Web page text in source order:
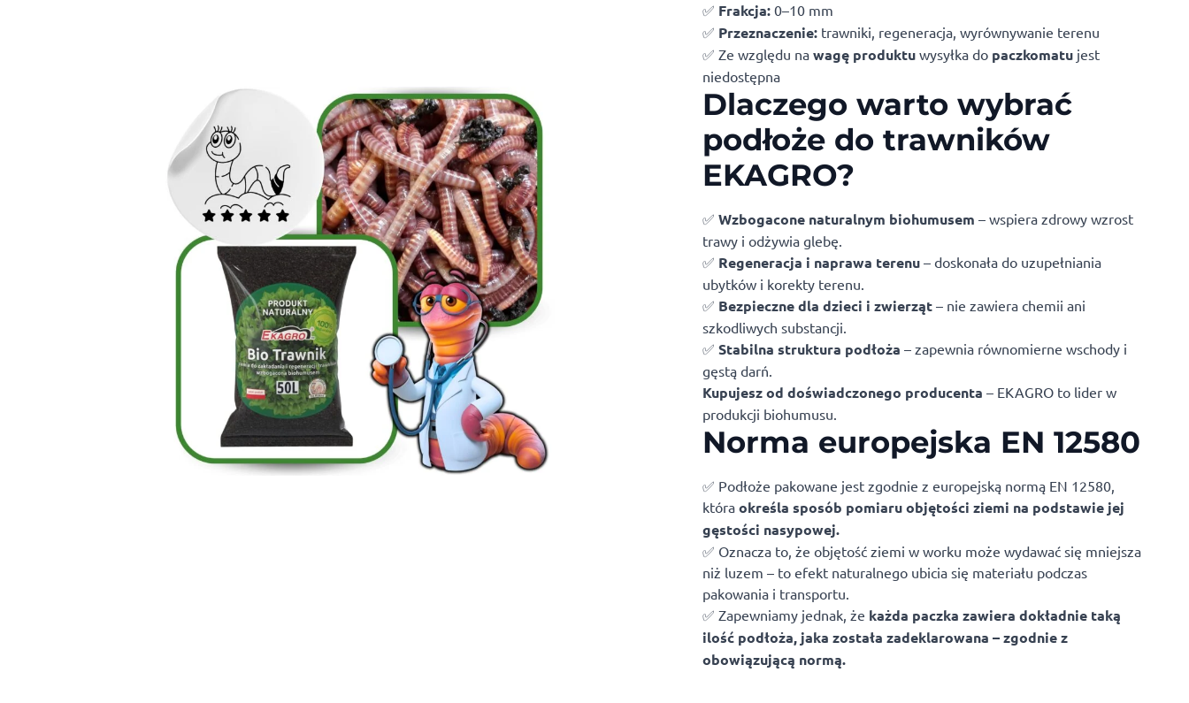
✅ Frakcja: 0–10 mm
✅ Przeznaczenie: trawniki, regeneracja, wyrównywanie terenu
✅ Ze względu na wagę produktu wysyłka do paczkomatu jest
niedostępna
Dlaczego warto wybrać
podłoże do trawników
EKAGRO?
✅ Wzbogacone naturalnym biohumusem – wspiera zdrowy wzrost
trawy i odżywia glebę.
✅ Regeneracja i naprawa terenu – doskonała do uzupełniania
ubytków i korekty terenu.
✅ Bezpieczne dla dzieci i zwierząt – nie zawiera chemii ani
szkodliwych substancji.
✅ Stabilna struktura podłoża – zapewnia równomierne wschody i
gęstą darń.
Kupujesz od doświadczonego producenta – EKAGRO to lider w
produkcji biohumusu.
Norma europejska EN 12580
✅ Podłoże pakowane jest zgodnie z europejską normą EN 12580,
która określa sposób pomiaru objętości ziemi na podstawie jej
gęstości nasypowej.
✅ Oznacza to, że objętość ziemi w worku może wydawać się mniejsza
niż luzem – to efekt naturalnego ubicia się materiału podczas
pakowania i transportu.
✅ Zapewniamy jednak, że każda paczka zawiera dokładnie taką
ilość podłoża, jaka została zadeklarowana – zgodnie z
obowiązującą normą.